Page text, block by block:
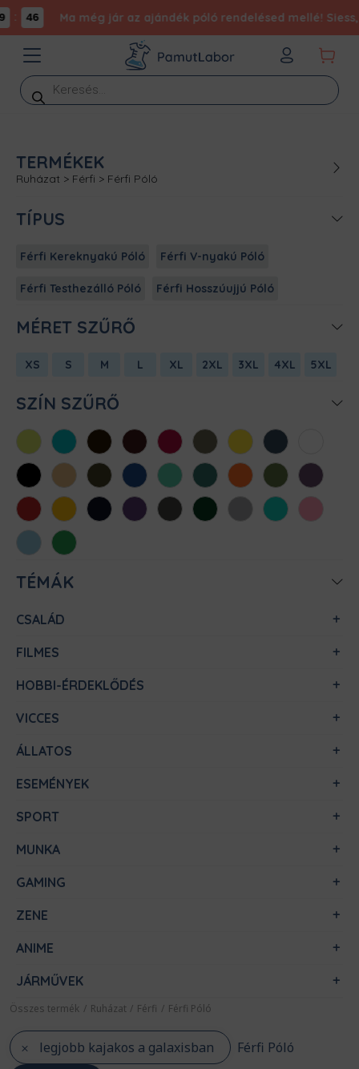
46 Ma még jár az ajándék póló rendelésed mellé!
Products
search
TERMÉKEK
Ruházat > Férfi > Férfi Póló
TÍPUS
Férfi Kereknyakú Póló Férfi V-nyakú Póló
Férfi Testhezálló Póló Férfi Hosszúujjú Póló
MÉRET SZŰRŐ
XS S M L XL 2XL 3XL 4XL 5XL
SZÍN SZŰRŐ
AlmazöldAtollkékBarnaBordóChili Cink Citromsárga
Denim
FeketeHomokKhaki KirálykékMentaMéregzöld
NarancsOliva Padlizsán
Piros SárgaSötétkékSötétlilaSötétszürke
SötétzöldSportszürke
Türkiz
Világos
rózsaszín
Világoskék
Zöld
TÉMÁK
CSALÁD
FILMES
HOBBI-ÉRDEKLŐDÉS
VICCES
ÁLLATOS
ESEMÉNYEK
SPORT
MUNKA
GAMING
ZENE
ANIME
JÁRMŰVEK
Összes termék / Ruházat / Férfi / Férfi Póló
legjobb kajakos a galaxisban Férfi Póló